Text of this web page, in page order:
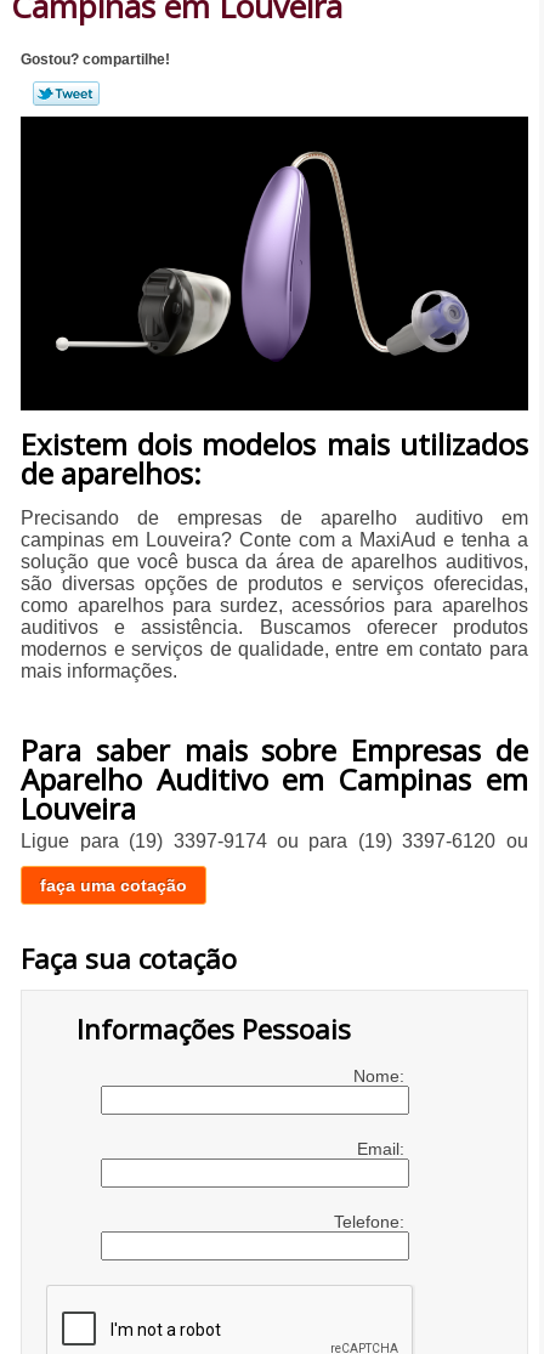
Gostou? compartilhe!
Existem dois modelos mais utilizados
de aparelhos:
Precisando de empresas de aparelho auditivo em
campinas em Louveira? Conte com a MaxiAud e tenha a
solução que você busca da área de aparelhos auditivos,
são diversas opções de produtos e serviços oferecidas,
como aparelhos para surdez, acessórios para aparelhos
auditivos e assistência. Buscamos oferecer produtos
modernos e serviços de qualidade, entre em contato para
mais informações.
Para saber mais sobre Empresas de
Aparelho Auditivo em Campinas em
Louveira
Ligue para (19) 3397-9174ou para (19) 3397-6120 ou
faça uma cotação
Faça sua cotação
Informações Pessoais
Nome:
Email:
Telefone: